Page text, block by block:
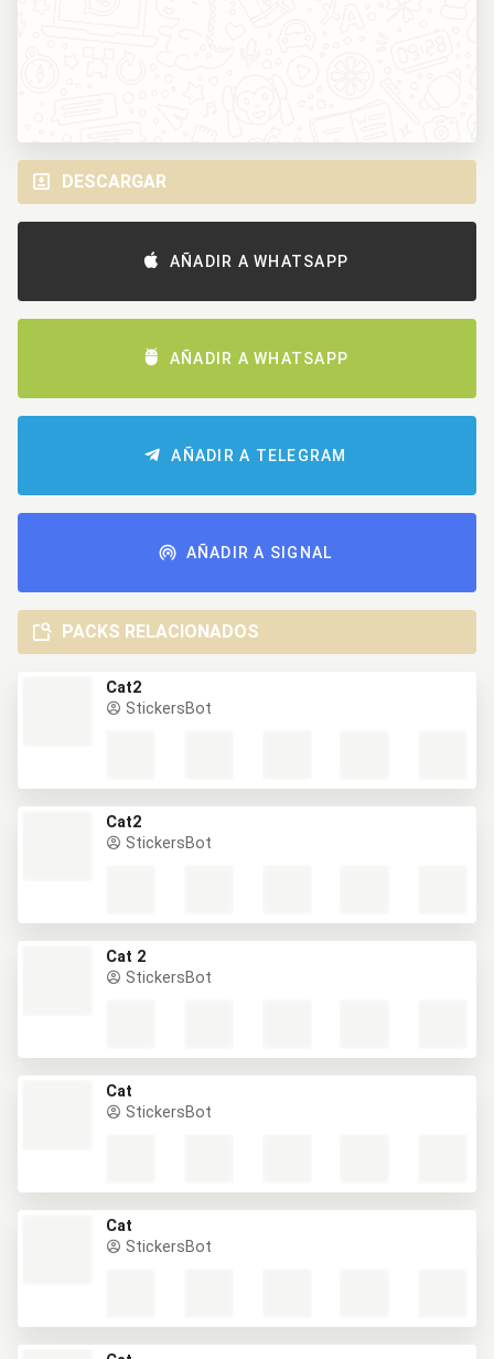
DESCARGAR
AÑADIR A WHATSAPP
AÑADIR A WHATSAPP
AÑADIR A TELEGRAM
AÑADIR A SIGNAL
PACKS RELACIONADOS
Cat2
StickersBot
Cat2
StickersBot
Cat 2
StickersBot
Cat
StickersBot
Cat
StickersBot